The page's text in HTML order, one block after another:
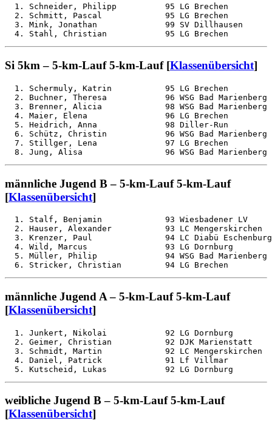
1. Schneider, Philipp          95 LG Brechen
2. Schmitt, Pascal             95 LG Brechen
3. Mink, Jonathan              99 SV Dillhausen
Si 5km – 5-km-Lauf 5-km-Lauf [Klassenübersicht]
1. Schermuly, Katrin           95 LG Brechen
2. Buchner, Theresa            96 WSG Bad Marienberg
3. Brenner, Alicia             98 WSG Bad Marienberg
4. Maier, Elena                96 LG Brechen
5. Heidrich, Anna              98 Diller-Run
6. Schütz, Christin            96 WSG Bad Marienberg
7. Stillger, Lena              97 LG Brechen
männliche Jugend B – 5-km-Lauf 5-km-Lauf
[Klassenübersicht]
1. Stalf, Benjamin             93 Wiesbadener LV
2. Hauser, Alexander           93 LC Mengerskirchen
3. Krenzer, Paul               94 LC Diabü
4. Wild, Marcus                93 LG Dornburg
5. Müller, Philip              94 WSG Bad Marienberg
männliche Jugend A – 5-km-Lauf 5-km-Lauf
[Klassenübersicht]
1. Junkert, Nikolai            92 LG Dornburg
2. Geimer, Christian           92 DJK Marienstatt
3. Schmidt, Martin             92 LC Mengerskirchen
4. Daniel, Patrick             91 Lf Villmar
weibliche Jugend B – 5-km-Lauf 5-km-Lauf
[Klassenübersicht]